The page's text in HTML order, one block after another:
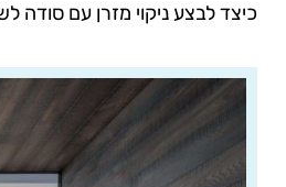
כיצד לבצע ניקוי מזרן עם